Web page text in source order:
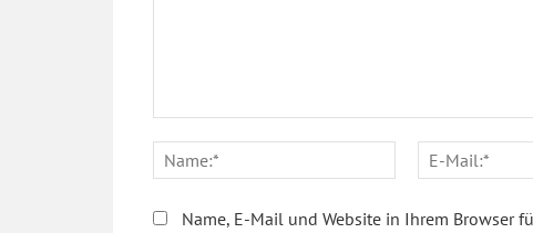
Name:*
Name, E-Mail und Website in Ihrem Browser